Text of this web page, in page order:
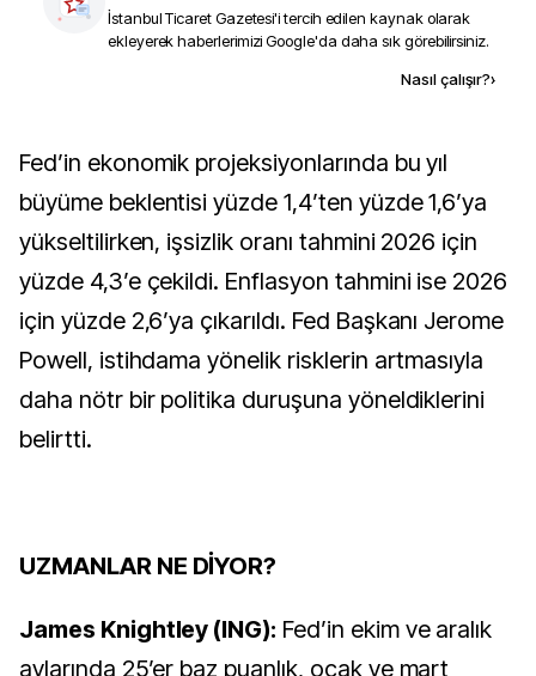
İstanbul Ticaret Gazetesi'i tercih edilen kaynak olarak
ekleyerek haberlerimizi Google'da daha sık görebilirsiniz.
Nasıl çalışır?›
Fed’in ekonomik projeksiyonlarında bu yıl
büyüme beklentisi yüzde 1,4’ten yüzde 1,6’ya
yükseltilirken, işsizlik oranı tahmini 2026 için
yüzde 4,3’e çekildi. Enflasyon tahmini ise 2026
için yüzde 2,6’ya çıkarıldı. Fed Başkanı Jerome
Powell, istihdama yönelik risklerin artmasıyla
daha nötr bir politika duruşuna yöneldiklerini
belirtti.
UZMANLAR NE DİYOR?
James Knightley (ING): Fed’in ekim ve aralık
aylarında 25’er baz puanlık, ocak ve mart